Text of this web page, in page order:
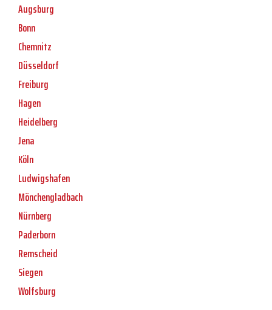
Augsburg
Bonn
Chemnitz
Düsseldorf
Freiburg
Hagen
Heidelberg
Jena
Köln
Ludwigshafen
Mönchengladbach
Nürnberg
Paderborn
Remscheid
Siegen
Wolfsburg